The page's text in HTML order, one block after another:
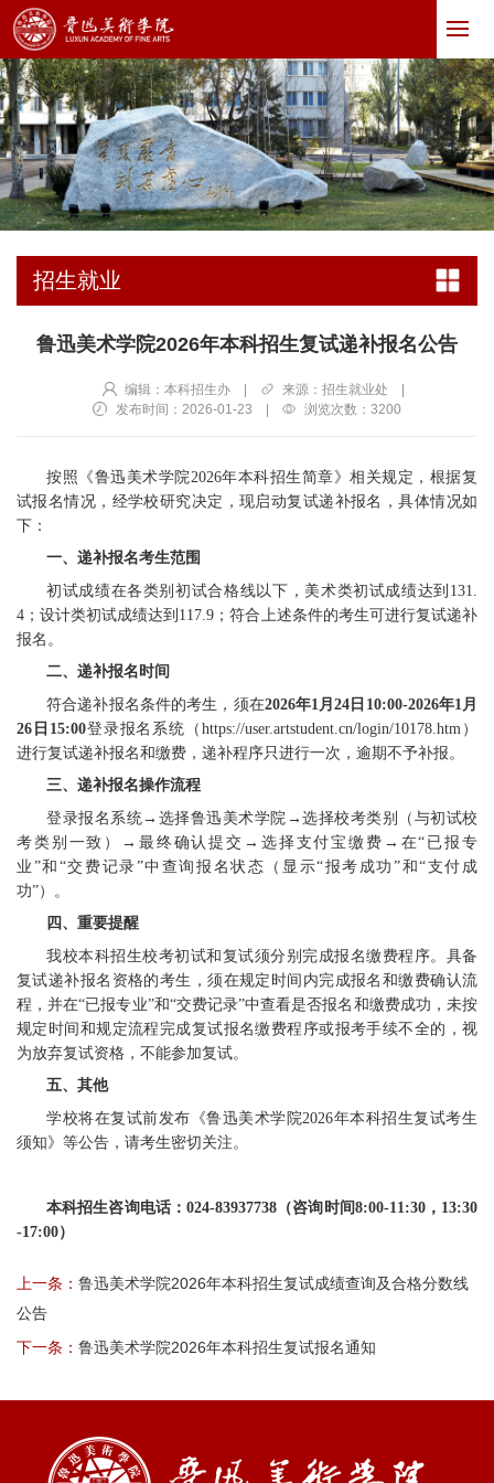
招生就业
鲁迅美术学院2026年本科招生复试递补报名公告
编辑：本科招生办 | 来源：招生就业处
|
发布时间：2026-01-23
| 浏览次数： 3200
按照《鲁迅美术学院2026年本科招生简章》相关规定，根据复
试报名情况，经学校研究决定，现启动复试递补报名，具体情况如
下：
一、递补报名考生范围
初试成绩在各类别初试合格线以下，美术类初试成绩达到131.
4；设计类初试成绩达到117.9；符合上述条件的考生可进行复试递补
报名。
二、递补报名时间
符合递补报名条件的考生，须在2026年1 月24 日 10:00-2026年1 月
26 日 15:00登录报名系统（https://user.artstudent.cn/login/10178.htm）
进行复试递补报名和缴费，递补程序只进行一次，逾期不予补报。
三、递补报名操作流程
登录报名系统→选择鲁迅美术学院→选择校考类别（与初试校
考类别一致）→最终确认提交→选择支付宝缴费→在“已报专
业”和“交费记录”中查询报名状态（显示“报考成功”和“支付成
功”）。
四、重要提醒
我校本科招生校考初试和复试须分别完成报名缴费程序。具备
复试递补报名资格的考生，须在规定时间内完成报名和缴费确认流
程，并在“已报专业”和“交费记录”中查看是否报名和缴费成功，未按
规定时间和规定流程完成复试报名缴费程序或报考手续不全的，视
为放弃复试资格，不能参加复试。
五、其他
学校将在复试前发布《鲁迅美术学院2026年本科招生复试考生
须知》等公告，请考生密切关注。
本科招生咨询电话：024-83937738（咨询时间8:00-11:30，13:30
-17:00）
上一条： 鲁迅美术学院2026年本科招生复试成绩查询及合格分数线
公告
下一条： 鲁迅美术学院2026年本科招生复试报名通知